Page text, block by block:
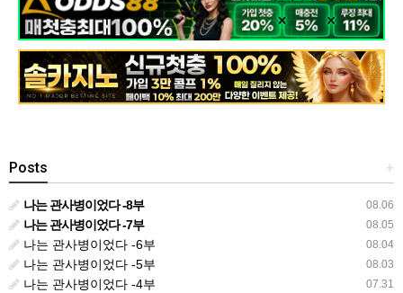
+
Posts
08.06
나는 관사병이었다 -8부
08.05
나는 관사병이었다 -7부
08.04
나는 관사병이었다 -6부
08.03
나는 관사병이었다 -5부
07.31
나는 관사병이었다 -4부